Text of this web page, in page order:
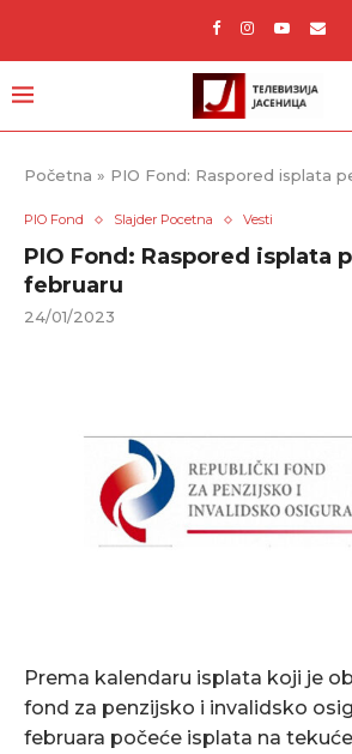
Početna » PIO Fond: Raspored isplata
PIO Fond Slajder Pocetna Vesti
PIO Fond: Raspored isplata
februaru
24/01/2023
Prema kalendaru isplata koji je
fond za penzijsko i invalidsko
februara počeće isplata na